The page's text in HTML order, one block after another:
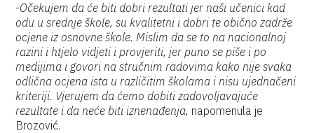
-Očekujem da će biti dobri rezultati jer naši učenici kad
odu u srednje škole, su kvalitetni i dobri te obično zadrže
ocjene iz osnovne škole. Mislim da se to na nacionalnoj
razini i htjelo vidjeti i provjeriti, jer puno se piše i po
medijima i govori na stručnim radovima kako nije svaka
odlična ocjena ista u različitim školama i nisu ujednačeni
kriteriji. Vjerujem da ćemo dobiti zadovoljavajuće
rezultate i da neće biti iznenađenja, napomenula je
Brozović.